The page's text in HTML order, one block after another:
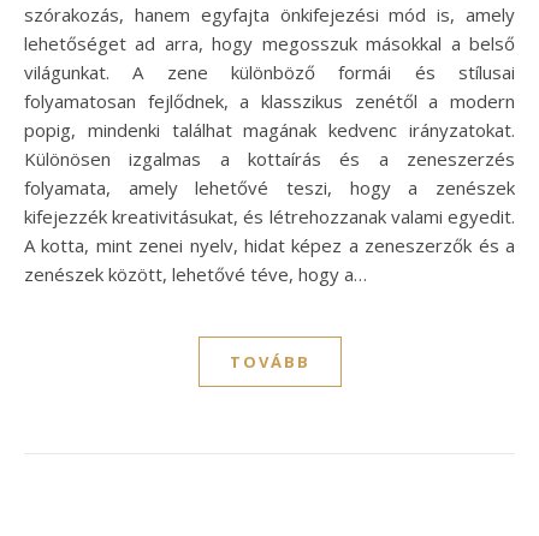
szórakozás, hanem egyfajta önkifejezési mód is, amely
lehetőséget ad arra, hogy megosszuk másokkal a belső
világunkat. A zene különböző formái és stílusai
folyamatosan fejlődnek, a klasszikus zenétől a modern
popig, mindenki találhat magának kedvenc irányzatokat.
Különösen izgalmas a kottaírás és a zeneszerzés
folyamata, amely lehetővé teszi, hogy a zenészek
kifejezzék kreativitásukat, és létrehozzanak valami egyedit.
A kotta, mint zenei nyelv, hidat képez a zeneszerzők és a
zenészek között, lehetővé téve, hogy a…
TOVÁBB